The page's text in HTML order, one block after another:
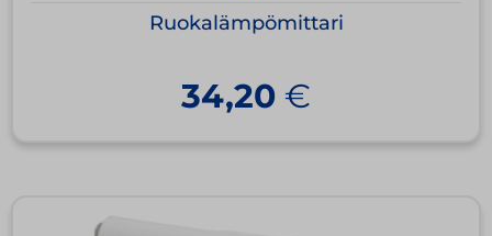
Ruokalämpömittari
34,20 €